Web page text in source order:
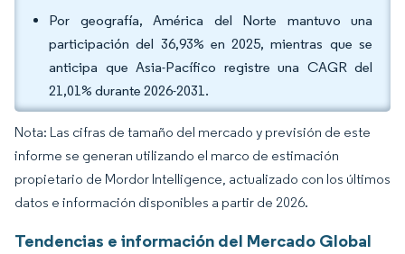
Por geografía, América del Norte mantuvo una
participación del 36,93% en 2025, mientras que se
anticipa que Asia-Pacífico registre una CAGR del
21,01% durante 2026-2031.
Nota: Las cifras de tamaño del mercado y previsión de este
informe se generan utilizando el marco de estimación
propietario de Mordor Intelligence, actualizado con los últimos
datos e información disponibles a partir de 2026.
Tendencias e información del Mercado Global